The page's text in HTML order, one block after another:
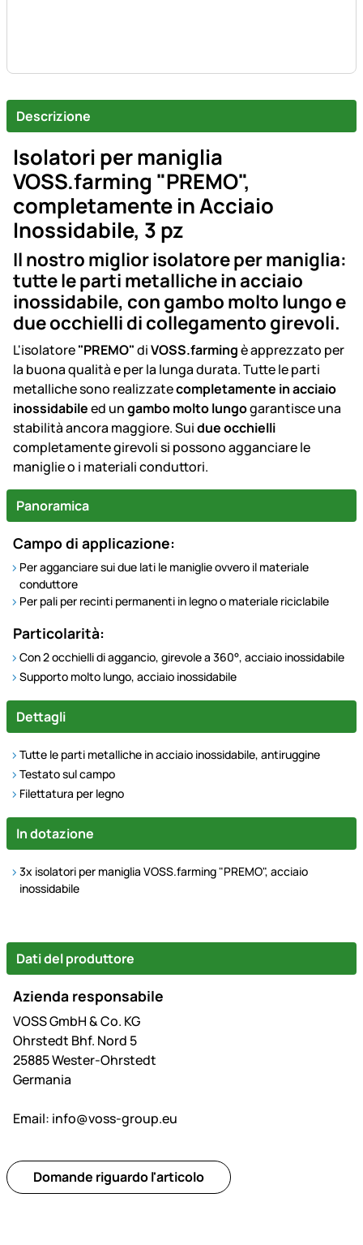
Descrizione
Isolatori per maniglia
VOSS.farming "PREMO",
completamente in Acciaio
Inossidabile, 3 pz
Il nostro miglior isolatore per maniglia:
tutte le parti metalliche in acciaio
inossidabile, con gambo molto lungo e
due occhielli di collegamento girevoli.
L'isolatore"PREMO"diVOSS.farmingè apprezzato per
la buona qualità e per la lunga durata. Tutte le parti
metalliche sono realizzatecompletamente in acciaio
inossidabileed ungambo molto lungogarantisce una
stabilità ancora maggiore. Suidue occhielli
completamente girevoli si possono agganciare le
maniglie o i materiali conduttori.
Panoramica
Campo di applicazione:
Per agganciare sui due lati le maniglie ovvero il materiale
conduttore
Per pali per recinti permanenti in legno o materiale riciclabile
Particolarità:
Con 2 occhielli di aggancio, girevole a 360°, acciaio inossidabile
Supporto molto lungo, acciaio inossidabile
Dettagli
Tutte le parti metalliche in acciaio inossidabile, antiruggine
Testato sul campo
Filettatura per legno
In dotazione
3x isolatori per maniglia VOSS.farming "PREMO", acciaio
inossidabile
Dati del produttore
Azienda responsabile
VOSS GmbH & Co. KG
Ohrstedt Bhf. Nord 5
25885 Wester-Ohrstedt
Germania
Email: info@voss-group.eu
Domande riguardo l'articolo